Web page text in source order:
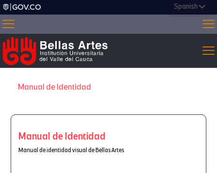
Manual de Identidad
Manual de Identidad
Manual de identidad visual de Bellas Artes